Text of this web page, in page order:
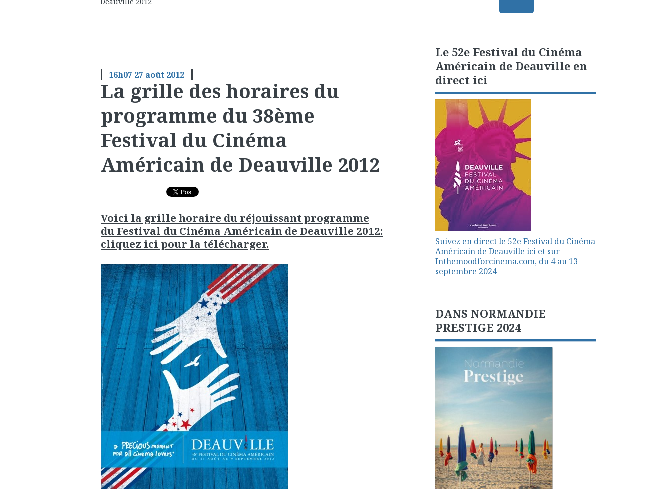
16h07 27 août 2012
La grille des horaires du
programme du 38ème
Festival du Cinéma
Américain de Deauville 2012
Voici la grille horaire du réjouissant programme
du Festival du Cinéma Américain de Deauville 2012:
cliquez ici pour la télécharger.
Le 52e Festival du Cinéma
Américain de Deauville en
direct ici
Suivez en direct le 52e Festival du Cinéma
Américain de Deauville ici et sur
Inthemoodforcinema.com, du 4 au 13
septembre 2024
DANS NORMANDIE
PRESTIGE 2024